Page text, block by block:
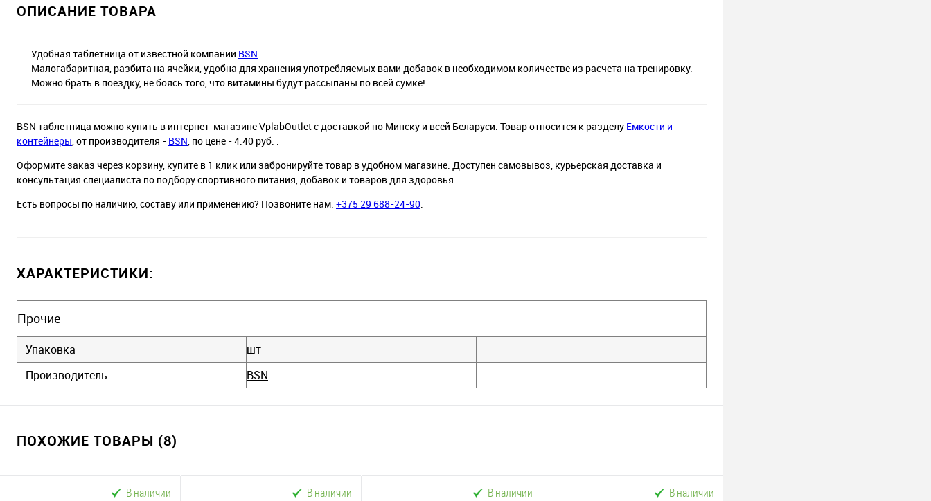
ОПИСАНИЕ ТОВАРА
Удобная таблетница от известной компании BSN.
Малогабаритная, разбита на ячейки, удобна для хранения употребляемых вами добавок в необходимом количестве из расчета на тренировку.
Можно брать в поездку, не боясь того, что витамины будут рассыпаны по всей сумке!
BSN таблетница можно купить в интернет-магазине VplabOutlet с доставкой по Минску и всей Беларуси. Товар относится к разделу Ёмкости и
контейнеры, от производителя - BSN, по цене - 4.40 руб. .
Оформите заказ через корзину, купите в 1 клик или забронируйте товар в удобном магазине. Доступен самовывоз, курьерская доставка и
консультация специалиста по подбору спортивного питания, добавок и товаров для здоровья.
Есть вопросы по наличию, составу или применению? Позвоните нам: +375 29 688-24-90.
ХАРАКТЕРИСТИКИ:
Прочие
Упаковка
шт
Производитель
BSN
ПОХОЖИЕ ТОВАРЫ (8)
В наличии В наличии В наличии В наличии